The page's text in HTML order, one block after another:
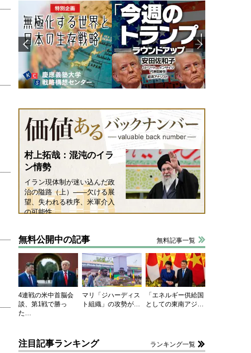
村上拓哉：混沌のイラ
ン情勢
イラン現体制が迷い込んだ政
治の隘路（上）――欠ける展
望、失われる秩序、米軍介入
の可能性
無料公開中の記事 無料記事一覧
4連戦の米中首脳会
談、第1戦で勝っ
た…
マリ「ジハーディス
ト組織」の攻勢が…
「エネルギー供給国
としての東南アジ…
注目記事ランキング ランキング一覧